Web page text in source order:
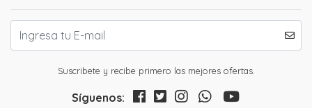
Suscribete y recibe primero las mejores ofertas.
Síguenos: